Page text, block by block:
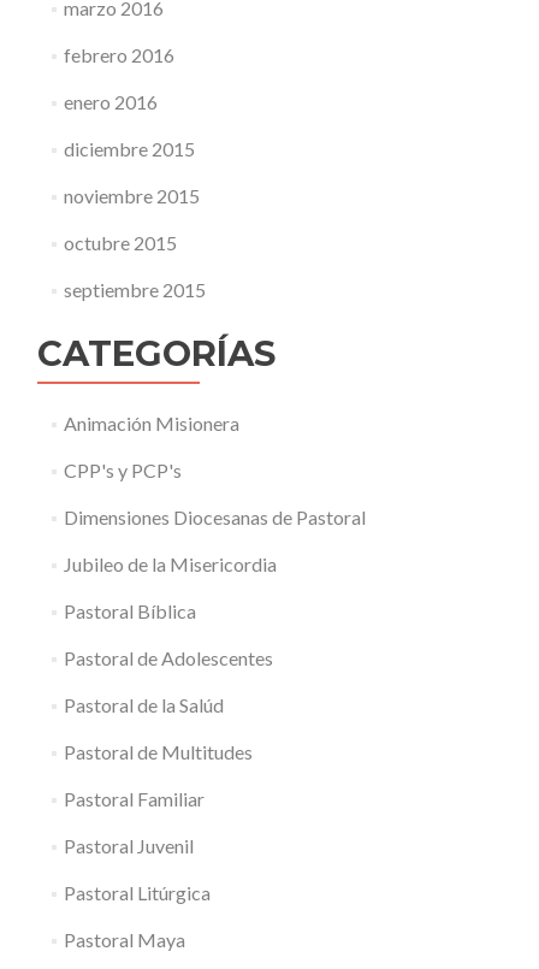
marzo 2016
febrero 2016
enero 2016
diciembre 2015
noviembre 2015
octubre 2015
septiembre 2015
CATEGORÍAS
Animación Misionera
CPP's y PCP's
Dimensiones Diocesanas de Pastoral
Jubileo de la Misericordia
Pastoral Bíblica
Pastoral de Adolescentes
Pastoral de la Salúd
Pastoral de Multitudes
Pastoral Familiar
Pastoral Juvenil
Pastoral Litúrgica
Pastoral Maya